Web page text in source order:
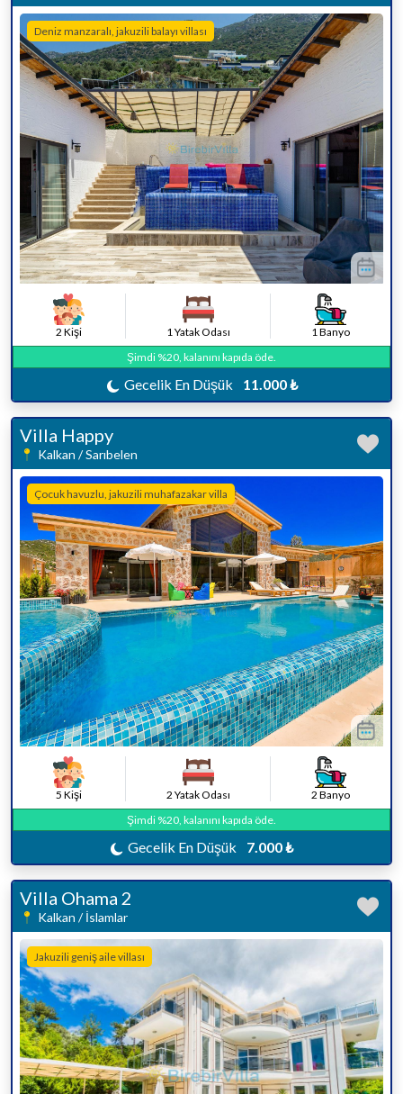
Deniz manzaralı, jakuzili balayı villası
2 Kişi 1 Yatak Odası
1 Banyo
Şimdi %20, kalanını kapıda öde.
Gecelik En Düşük 11.000 ₺
Villa Happy
Kalkan / Sarıbelen
Çocuk havuzlu, jakuzili muhafazakar villa
5 Kişi 2 Yatak Odası
2 Banyo
Şimdi %20, kalanını kapıda öde.
Gecelik En Düşük 7.000 ₺
Villa Ohama 2
Kalkan / İslamlar
Jakuzili geniş aile villası